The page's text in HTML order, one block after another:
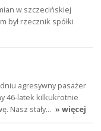
w szczecińskiej
był rzecznik spółki
agresywny pasażer
46-latek kilkukrotnie
Nasz stały… » więcej